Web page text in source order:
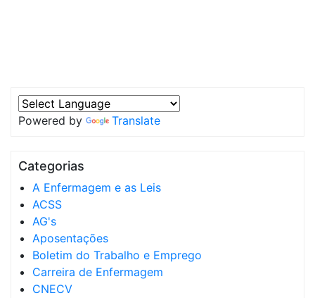
Powered by Translate
Categorias
A Enfermagem e as Leis
ACSS
AG's
Aposentações
Boletim do Trabalho e Emprego
Carreira de Enfermagem
CNECV